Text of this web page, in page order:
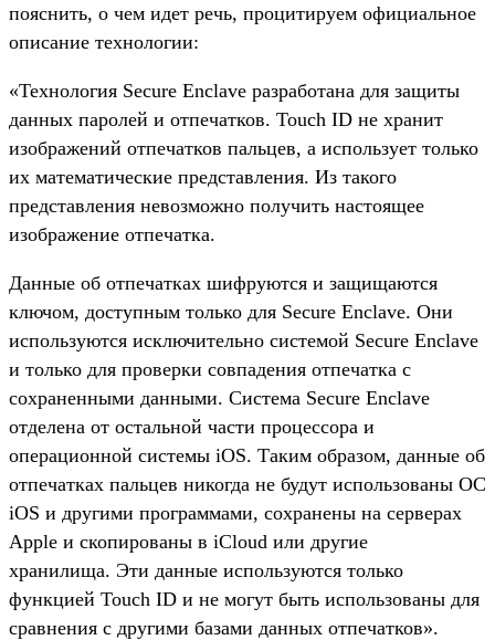
пояснить, о чем идет речь, процитируем официальное
описание технологии:
«Технология Secure Enclave разработана для защиты
данных паролей и отпечатков. Touch ID не хранит
изображений отпечатков пальцев, а использует только
их математические представления. Из такого
представления невозможно получить настоящее
изображение отпечатка.
Данные об отпечатках шифруются и защищаются
ключом, доступным только для Secure Enclave. Они
используются исключительно системой Secure Enclave
и только для проверки совпадения отпечатка с
сохраненными данными. Система Secure Enclave
отделена от остальной части процессора и
операционной системы iOS. Таким образом, данные об
отпечатках пальцев никогда не будут использованы ОС
iOS и другими программами, сохранены на серверах
Apple и скопированы в iCloud или другие
хранилища. Эти данные используются только
функцией Touch ID и не могут быть использованы для
сравнения с другими базами данных отпечатков».